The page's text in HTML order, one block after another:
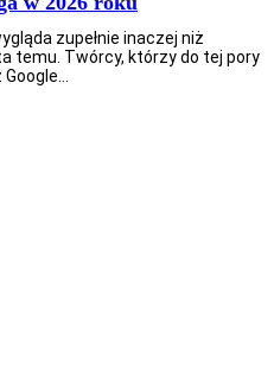
zupełnie inaczej niż
temu. Twórcy, którzy do tej pory